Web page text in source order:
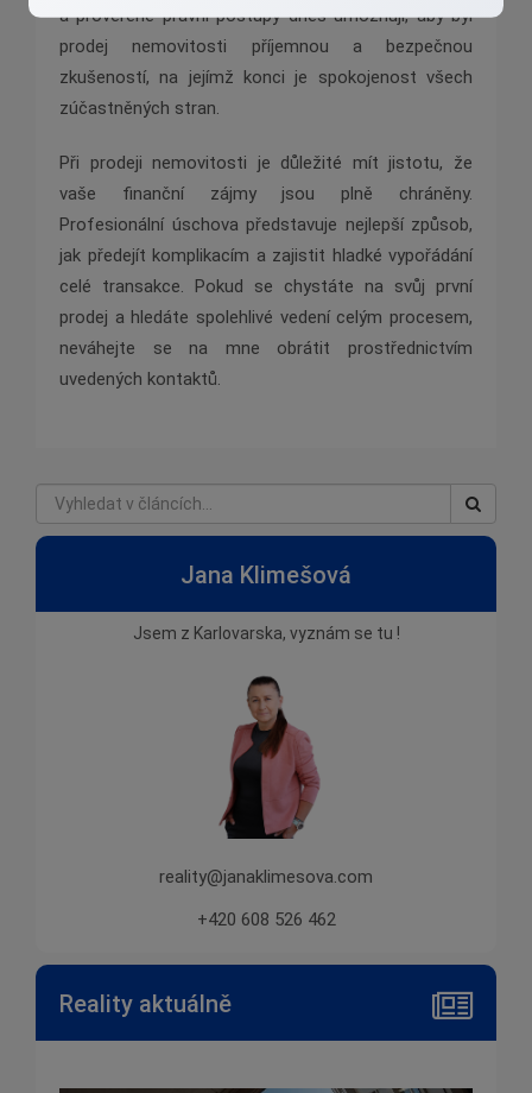
a prověřené právní postupy dnes umožňují, aby byl
prodej nemovitosti příjemnou a bezpečnou
zkušeností, na jejímž konci je spokojenost všech
zúčastněných stran.
Při prodeji nemovitosti je důležité mít jistotu, že
vaše finanční zájmy jsou plně chráněny.
Profesionální úschova představuje nejlepší způsob,
jak předejít komplikacím a zajistit hladké vypořádání
celé transakce. Pokud se chystáte na svůj první
prodej a hledáte spolehlivé vedení celým procesem,
neváhejte se na mne obrátit prostřednictvím
uvedených kontaktů.
Jana Klimešová
Jsem z Karlovarska, vyznám se tu !
reality@janaklimesova.com
+420 608 526 462
Reality aktuálně